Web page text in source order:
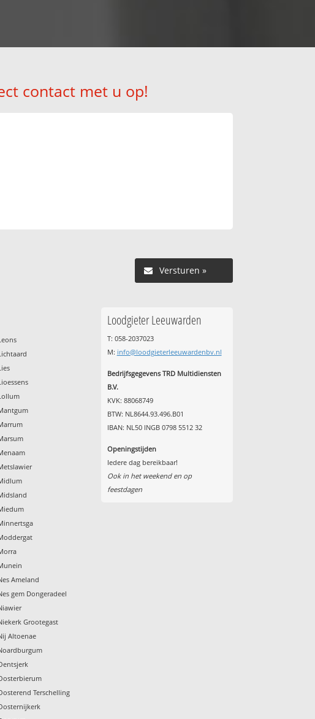
contact met u op!
Versturen »
Ameland
gem Dongeradeel
Grootegast
Altoenae
Terschelling
Loodgieter Leeuwarden
T: 058-2037023
M: info@loodgieterleeuwardenbv.nl
Bedrijfsgegevens TRD Multidiensten
B.V.
KVK: 88068749
BTW: NL8644.93.496.B01
IBAN: NL50 INGB 0798 5512 32
Openingstijden
Iedere dag bereikbaar!
Ook in het weekend en op
feestdagen